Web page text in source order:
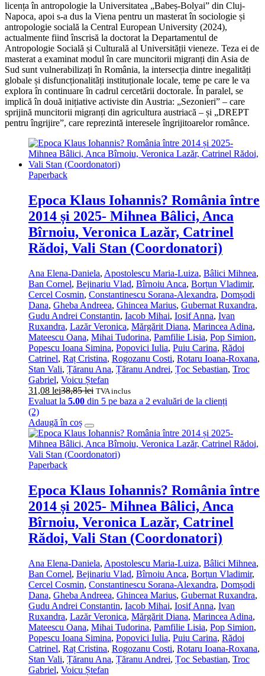
licența în antropologie la Universitatea „Babeș-Bolyai” din Cluj-
Napoca, apoi s-a dus la Viena pentru un masterat în sociologie și
antropologie socială la Central European University (2024),
actualmente fiind înscrisă la doctorat la Departamentul de
Antropologie Socială și Culturală al Universității vieneze. Teza ei de
masterat a examinat modul în care muncitorii migranți din Asia de
Sud sunt vulnerabilizați în România, la intersecția dintre inegalități
globale și disfuncționalități instituționale locale, teme pe care le va
explora în continuare în cadrul cercetării doctorale. În paralel, se
implică în două inițiative activiste din Austria: „Sezonieri” – care
sprijină muncitorii migranți din agricultura austriacă – și „DREPT
pentru îngrijire”, care reprezintă interesele îngrijitoarelor românce.
Paperback
Epoca Klaus Iohannis? România între
2014 și 2025- Mihnea Bâlici, Anca
Bîrnoiu, Veronica Lazăr, Catrinel
Rădoi, Vali Stan (Coordonatori)
Ana Elena-Daniela, Apostolescu Maria-Luiza, Bâlici Mihnea,
Ban Cornel, Bejinariu Vlad, Bîrnoiu Anca, Borțun Vladimir,
Cercel Cosmin, Constantinescu Sorana-Alexandra, Domșodi
Dana, Gheba Andreea, Ghincea Marius, Gubernat Ruxandra,
Gudu Andrei Constantin, Iacob Mihai, Iosif Anna, Ivan
Ruxandra, Lazăr Veronica, Mărgărit Diana, Marincea Adina,
Mateescu Oana, Mihai Tudorina, Pamfilie Lisia, Pop Simion,
Popescu Ioana Simina, Popovici Iulia, Puiu Carina, Rădoi
Catrinel, Raț Cristina, Rogozanu Costi, Rotaru Ioana-Roxana,
Stan Vali, Țăranu Ana, Țăranu Andrei, Țoc Sebastian, Troc
Gabriel, Voicu Ștefan
31,08 lei38,85lei TVA inclus
Evaluat la 5.00 din 5 pe baza a 2 evaluări de la clienți
(2)
Adaugă în coș
Paperback
Epoca Klaus Iohannis? România între
2014 și 2025- Mihnea Bâlici, Anca
Bîrnoiu, Veronica Lazăr, Catrinel
Rădoi, Vali Stan (Coordonatori)
Ana Elena-Daniela, Apostolescu Maria-Luiza, Bâlici Mihnea,
Ban Cornel, Bejinariu Vlad, Bîrnoiu Anca, Borțun Vladimir,
Cercel Cosmin, Constantinescu Sorana-Alexandra, Domșodi
Dana, Gheba Andreea, Ghincea Marius, Gubernat Ruxandra,
Gudu Andrei Constantin, Iacob Mihai, Iosif Anna, Ivan
Ruxandra, Lazăr Veronica, Mărgărit Diana, Marincea Adina,
Mateescu Oana, Mihai Tudorina, Pamfilie Lisia, Pop Simion,
Popescu Ioana Simina, Popovici Iulia, Puiu Carina, Rădoi
Catrinel, Raț Cristina, Rogozanu Costi, Rotaru Ioana-Roxana,
Stan Vali, Țăranu Ana, Țăranu Andrei, Țoc Sebastian, Troc
Gabriel, Voicu Ștefan